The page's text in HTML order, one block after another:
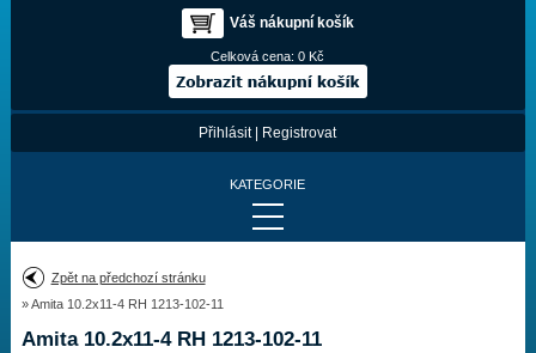
Váš nákupní košík
Celková cena:0 Kč
Přihlásit| Registrovat
KATEGORIE
Provedení:
Výrobce:
Zpět na předchozí stránku
» Amita 10.2x11-4 RH 1213-102-11
Amita 10.2x11-4 RH 1213-102-11